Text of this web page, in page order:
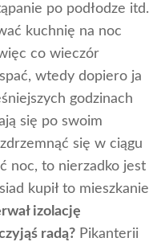
po podłodze itd.
kuchnię na noc
co wieczór
wtedy dopiero ja
godzinach
się po swoim
się w ciągu
noc, to nierzadko jest
kupił to mieszkanie
izolację
radą? Pikanterii